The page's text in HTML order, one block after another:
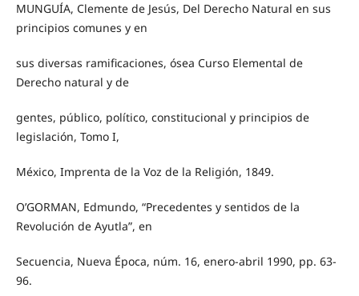
MUNGUÍA, Clemente de Jesús, Del Derecho Natural en sus
principios comunes y en
sus diversas ramificaciones, ósea Curso Elemental de
Derecho natural y de
gentes, público, político, constitucional y principios de
legislación, Tomo I,
México, Imprenta de la Voz de la Religión, 1849.
O’GORMAN, Edmundo, “Precedentes y sentidos de la
Revolución de Ayutla”, en
Secuencia, Nueva Época, núm. 16, enero-abril 1990, pp. 63-
96.